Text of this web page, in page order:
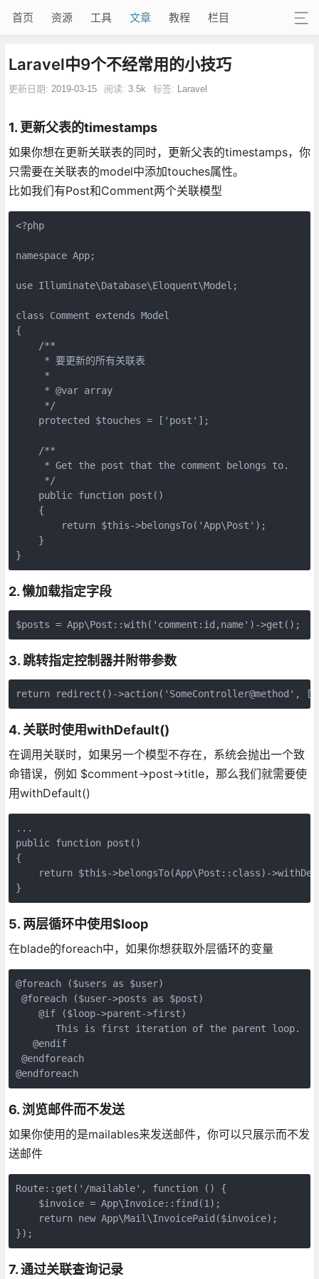
首页 资源 工具 文章 教程 栏目
Laravel中9个不经常用的小技巧
更新日期: 2019-03-15 阅读: 3.5k 标签: Laravel
1. 更新父表的timestamps
如果你想在更新关联表的同时，更新父表的timestamps，你
只需要在关联表的model中添加touches属性。
比如我们有Post和Comment两个关联模型
<?php
namespace App;
use Illuminate\Database\Eloquent\Model;
class Comment extends Model
{
    /**
     * 要更新的所有关联表
     *
     * @var array
     */
    protected $touches = ['post'];
    /**
     * Get the post that the comment belongs to.
     */
    public function post()
    {
        return $this->belongsTo('App\Post');
    }
}
2. 懒加载指定字段
$posts = App\Post::with('comment:id,name')->get();
3. 跳转指定控制器并附带参数
return redirect()->action('SomeController@method',
4. 关联时使用withDefault()
在调用关联时，如果另一个模型不存在，系统会抛出一个致
命错误，例如 $comment->post->title，那么我们就需要使
用withDefault()
...
public function post()
{
return $this->belongsTo(App\Post::class)-
}
5. 两层循环中使用$loop
在blade的foreach中，如果你想获取外层循环的变量
@foreach ($users as $user)
@foreach ($user->posts as $post)
    @if ($loop->parent->first)
This is first iteration of the parent
   @endif
@endforeach
@endforeach
6. 浏览邮件而不发送
如果你使用的是mailables来发送邮件，你可以只展示而不发
送邮件
Route::get('/mailable', function () {
    $invoice = App\Invoice::find(1);
    return new App\Mail\InvoicePaid($invoice);
});
7. 通过关联查询记录